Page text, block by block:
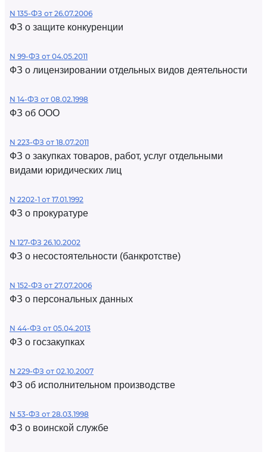
N 135-ФЗ от 26.07.2006
ФЗ о защите конкуренции
N 99-ФЗ от 04.05.2011
ФЗ о лицензировании отдельных видов деятельности
N 14-ФЗ от 08.02.1998
ФЗ об ООО
N 223-ФЗ от 18.07.2011
ФЗ о закупках товаров, работ, услуг отдельными
видами юридических лиц
N 2202-1 от 17.01.1992
ФЗ о прокуратуре
N 127-ФЗ 26.10.2002
ФЗ о несостоятельности (банкротстве)
N 152-ФЗ от 27.07.2006
ФЗ о персональных данных
N 44-ФЗ от 05.04.2013
ФЗ о госзакупках
N 229-ФЗ от 02.10.2007
ФЗ об исполнительном производстве
N 53-ФЗ от 28.03.1998
ФЗ о воинской службе